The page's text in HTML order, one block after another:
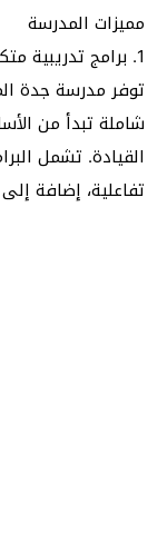
مميزات المدرسة
1. برامج تدريبية متكاملة:
توفر مدرسة جدة
شاملة تبدأ من
القيادة. تشمل
تفاعلية، إضافة